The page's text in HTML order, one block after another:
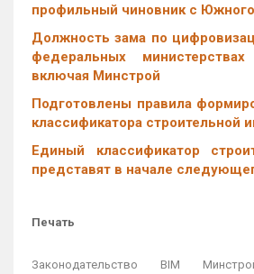
профильный чиновник с
Должность зама по
федеральных
включая Минстрой
Подготовлены правила
классификатора строительной
Единый классификатор
представят в начале
Печать
Законодательство BIM